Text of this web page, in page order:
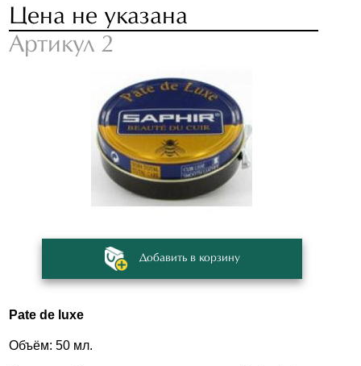
Цена не указана
Артикул 2
Добавить в корзину
Pate de luxe
Объём: 50 мл.